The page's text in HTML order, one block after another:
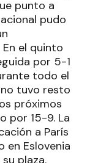
punto a
pudo
el quinto
por 5-1
todo el
tuvo resto
próximos
por 15-9. La
a París
en Eslovenia
plaza.